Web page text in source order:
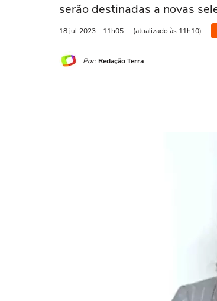
serão destinadas a novas
18 jul 2023 - 11h05 (atualizado às 11h10)
Por: Redação Terra